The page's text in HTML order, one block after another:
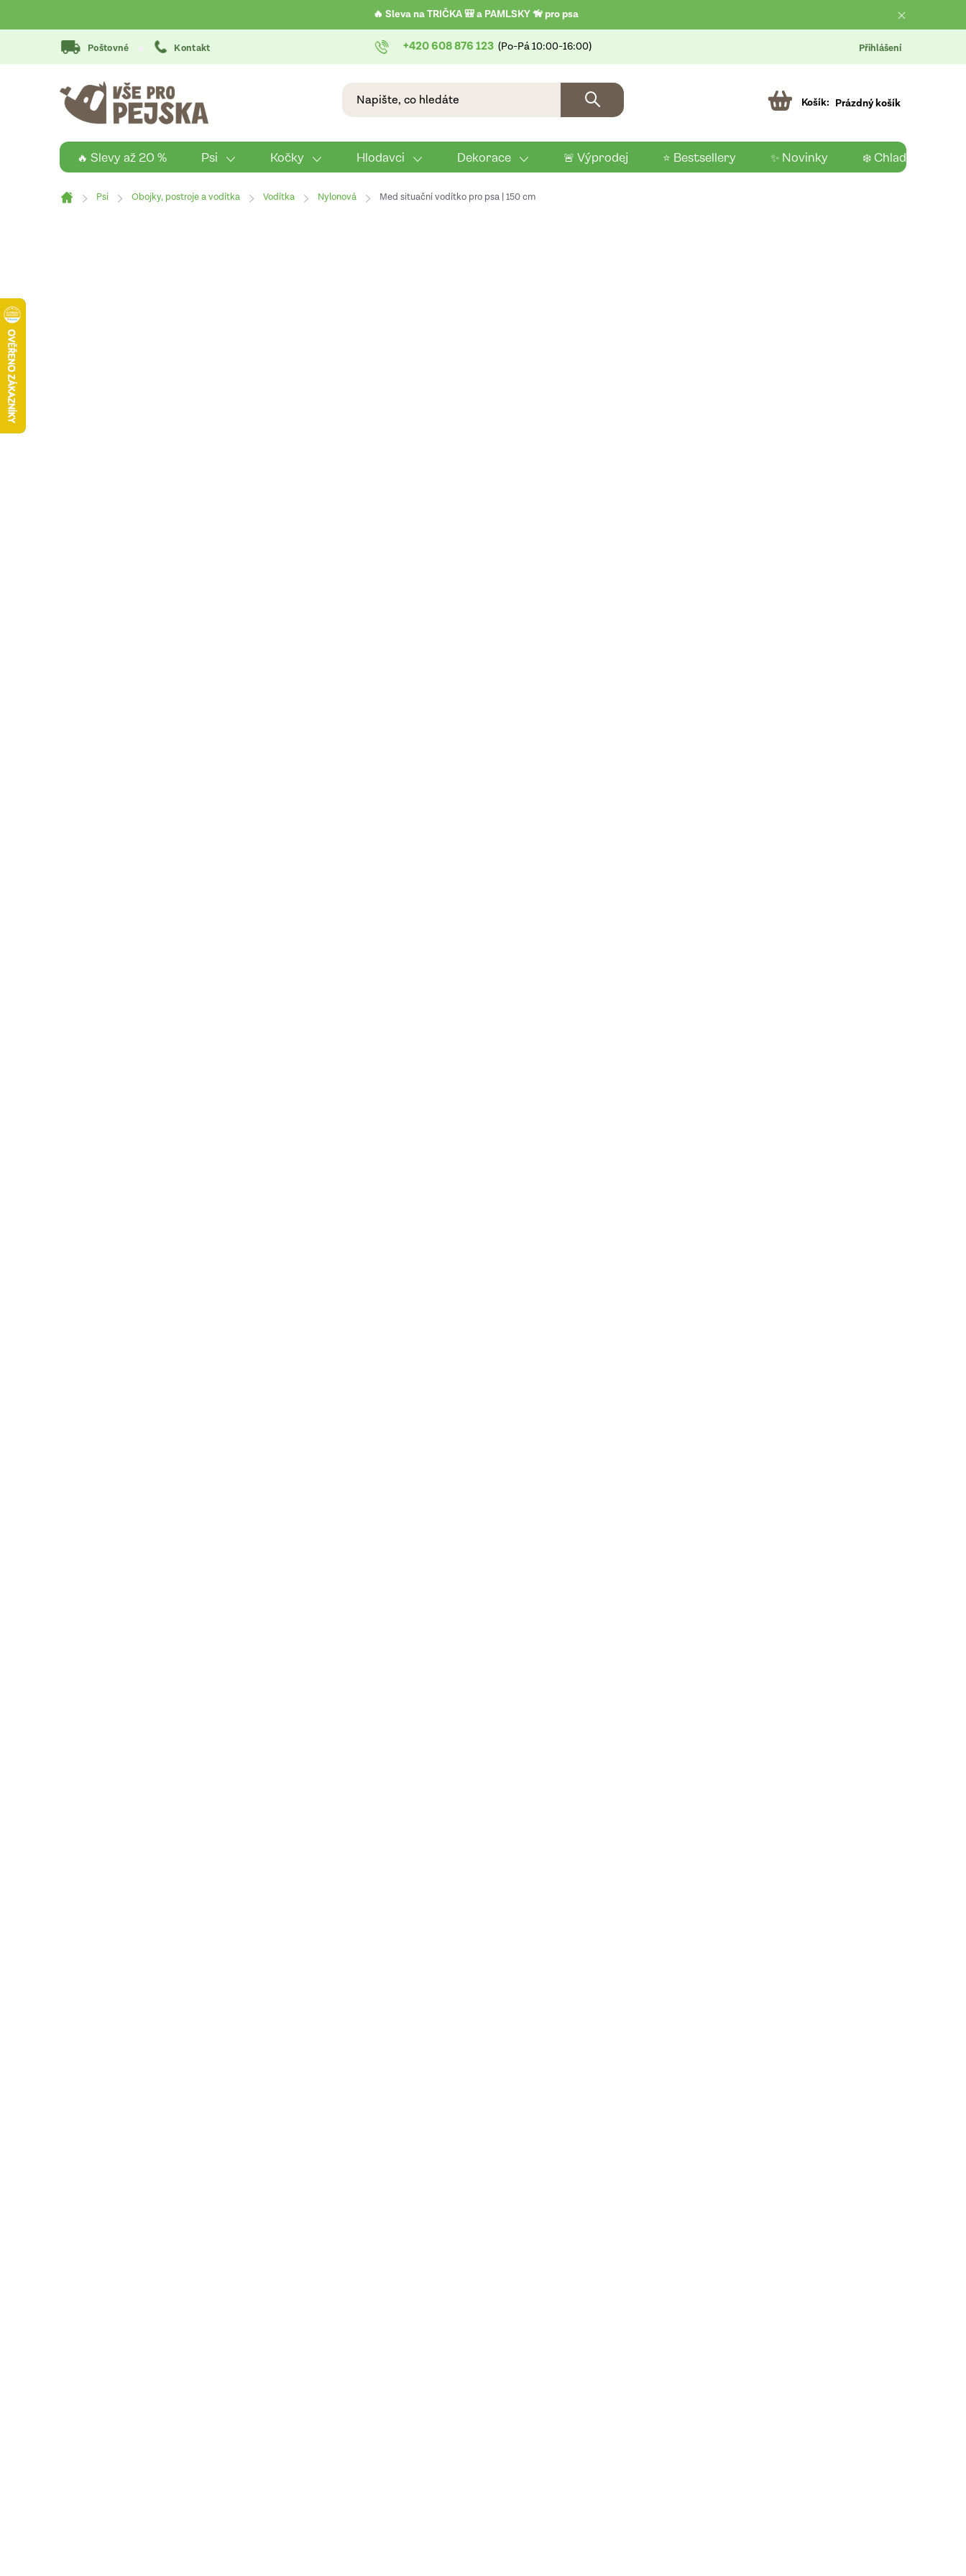
na
🔥 Sleva na TRIČKA 🎒 a PAMLSKY 🦮 pro psa
+420 608 876 123
Poštovné Kontakt Přihlášení
Prázdný košík
🔥 Slevy až 20 % Psi Kočky Hlodavci Dekorace 🚨 Výprodej ⭐ Bestsellery ✨ Novinky ❄️ Chladící
Domů
Psi Obojky, postroje a vodítka Vodítka Nylonová Med situační vodítko pro psa | 150 cm